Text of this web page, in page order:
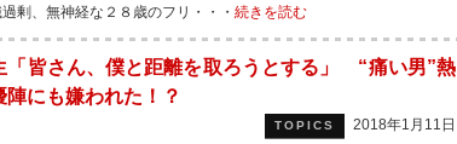
剰、無神経な２８歳のフリ・・・ 続きを読む
「皆さん、僕と距離を取ろうとする」 “痛い男”熱
陣にも嫌われた！？
TOPICS
2018年1月11日